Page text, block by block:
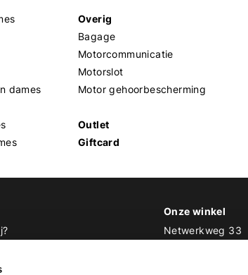
dames
Overig
Bagage
Motorcommunicatie
Motorslot
Motor gehoorbescherming
Outlet
Giftcard
Outfit
Onze winkel
Netwerkweg 33